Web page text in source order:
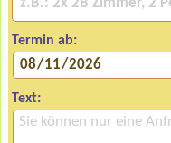
Termin ab:
Text: